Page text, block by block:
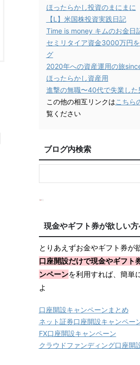
ほったらかし投資のまにまに
【L】米国株投資実践日記
Time is money キムのお金日
セミリタイア資金3000万円
グ
2020年への資産運用の旅
ほったらかし資産用
進撃の無職〜40代で失業した
この他の相互リンクはこちら
覧ください
ブログ内検索
現金やギフト券が欲しい方
とりあえずお金やギフト券が
口座開設だけで現金やギフト
ンペーンを利用すれば、簡単
よ
口座開設キャンペーンまとめ
ネット証券口座開設キャンペー
FX口座開設キャンペーン
クラウドファンディング口座開